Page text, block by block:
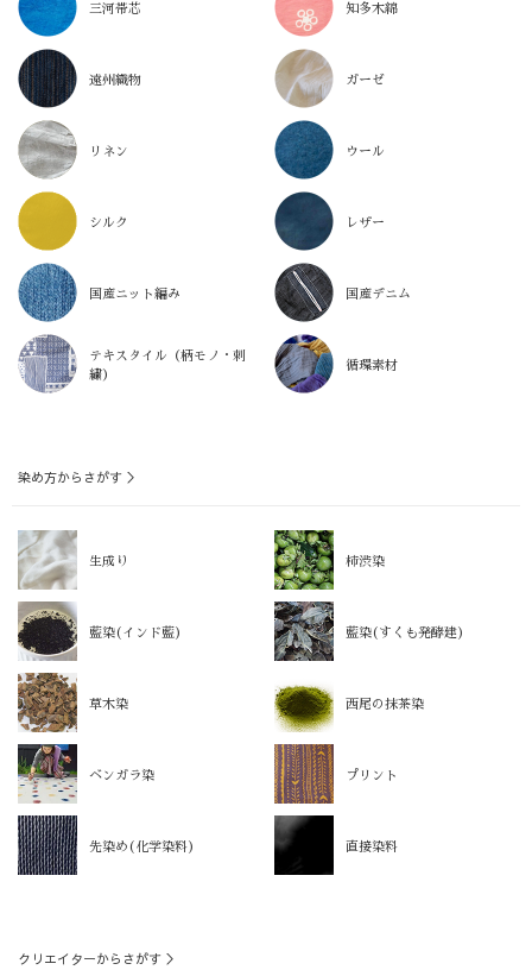
三河帯芯 知多木綿
遠州織物 ガーゼ
リネン ウール
シルク レザー
国産ニット編み 国産デニム
テキスタイル（柄モノ・刺
繍）
循環素材
染め方からさがす ＞
生成り 柿渋染
藍染(インド藍) 藍染(すくも発酵建)
草木染 西尾の抹茶染
ベンガラ染 プリント
先染め(化学染料) 直接染料
クリエイターからさがす ＞